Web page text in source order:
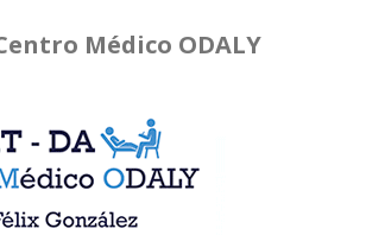
Médico ODALY